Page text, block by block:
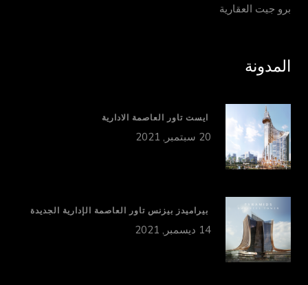
برو جيت العقارية
المدونة
ايست تاور العاصمة الادارية
20 سبتمبر, 2021
بيراميدز بيزنس تاور العاصمة الإدارية الجديدة
14 ديسمبر, 2021